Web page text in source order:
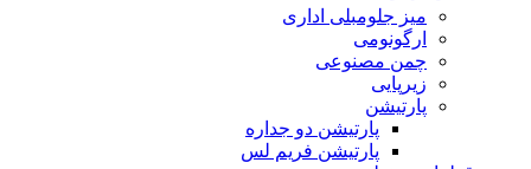
میز جلومبلی اداری
ارگونومی
چمن مصنوعی
زیرپایی
پارتیشن
پارتیشن دو جداره
پارتیشن فریم لس